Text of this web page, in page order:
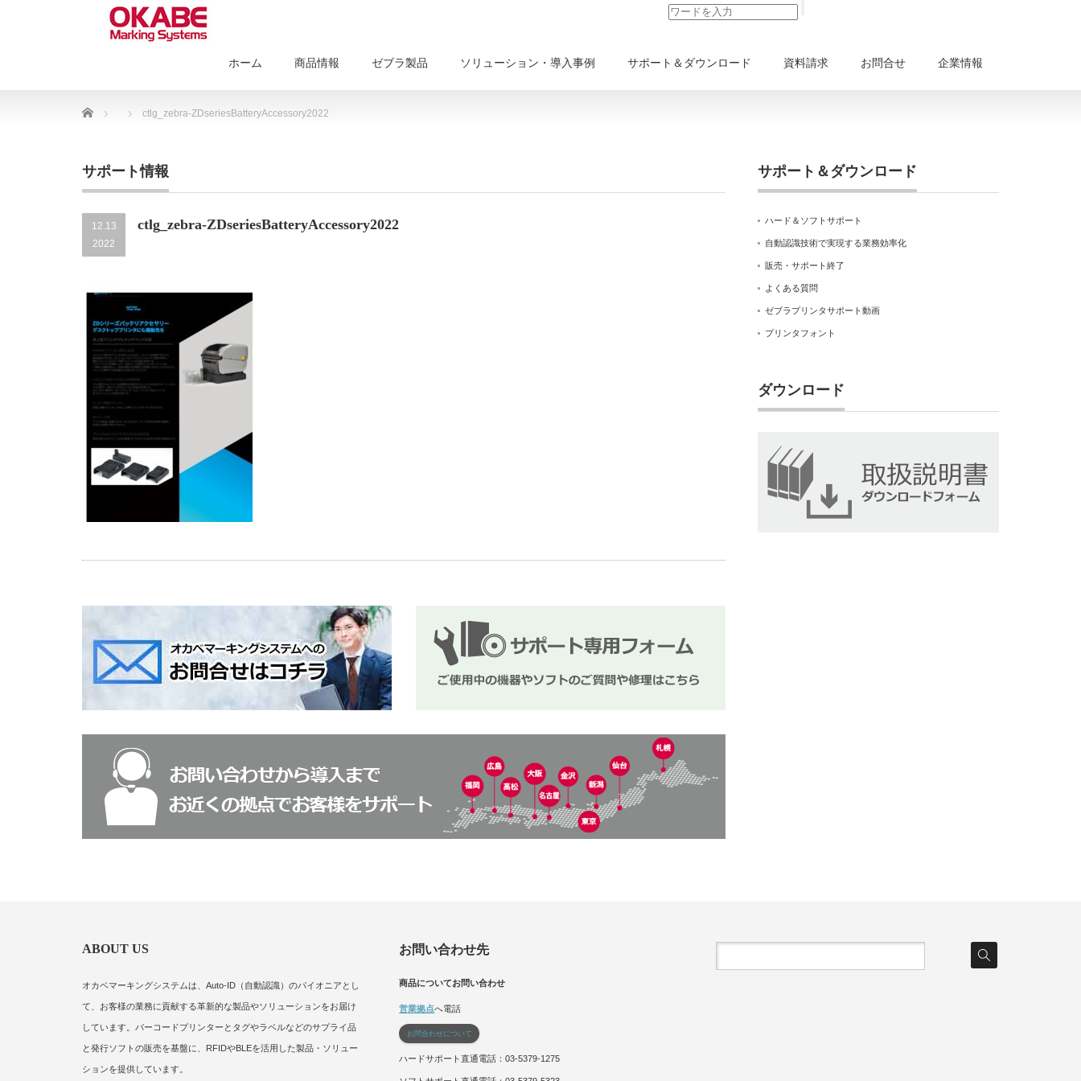
ホーム 商品情報 ゼブラ製品 ソリューション・導入事例 サポート＆ダウンロード 資料請求 お問合せ 企業情報
Home ctlg_zebra-ZDseriesBatteryAccessory2022
サポート情報
12.13
2022
ctlg_zebra-ZDseriesBatteryAccessory2022
サポート＆ダウンロード
ハード＆ソフトサポート
自動認識技術で実現する業務効率化
販売・サポート終了
よくある質問
ゼブラプリンタサポート動画
プリンタフォント
ダウンロード
ABOUT US
オカベマーキングシステムは、Auto-ID（自動認識）のパイオニアとし
て、お客様の業務に貢献する革新的な製品やソリューションをお届け
しています。バーコードプリンターとタグやラベルなどのサプライ品
と発行ソフトの販売を基盤に、RFIDやBLEを活用した製品・ソリュー
ションを提供しています。
お問い合わせ先
商品についてお問い合わせ
営業拠点へ電話
お問合わせについて
ハードサポート直通電話：03-5379-1275